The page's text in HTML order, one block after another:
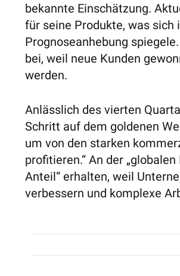
bekannte Einschätzung.
für seine Produkte, was
Prognoseanhebung
bei, weil neue Kunden
werden.
Anlässlich des vierten
Schritt auf dem goldenen
um von den starken
profitieren.“ An der
Anteil“ erhalten, weil
verbessern und komplexe